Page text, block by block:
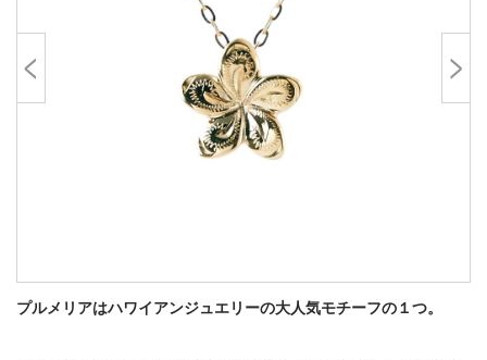
プルメリアはハワイアンジュエリーの大人気モチーフの１つ。